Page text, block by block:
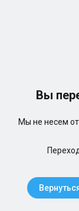
Вы
Мы не несем